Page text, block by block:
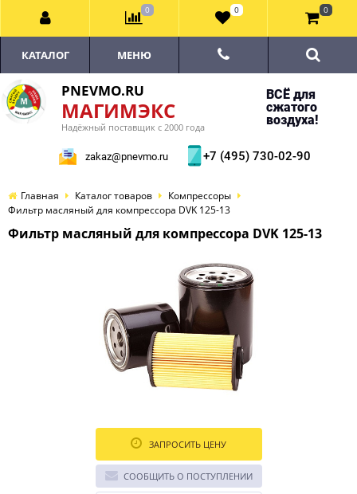
PNEVMO.RU
МАГИМЭКС
Надёжный поставщик с 2000 года
ВСЁ для
сжатого
воздуха!
zakaz@pnevmo.ru +7 (495) 730-02-90
КАТАЛОГ МЕНЮ
Главная Каталог товаров
Компрессоры
Фильтр масляный для компрессора DVK 125-13
Фильтр масляный для компрессора DVK 125-13
ЗАПРОСИТЬ ЦЕНУ
СООБЩИТЬ О ПОСТУПЛЕНИИ
0 0 0